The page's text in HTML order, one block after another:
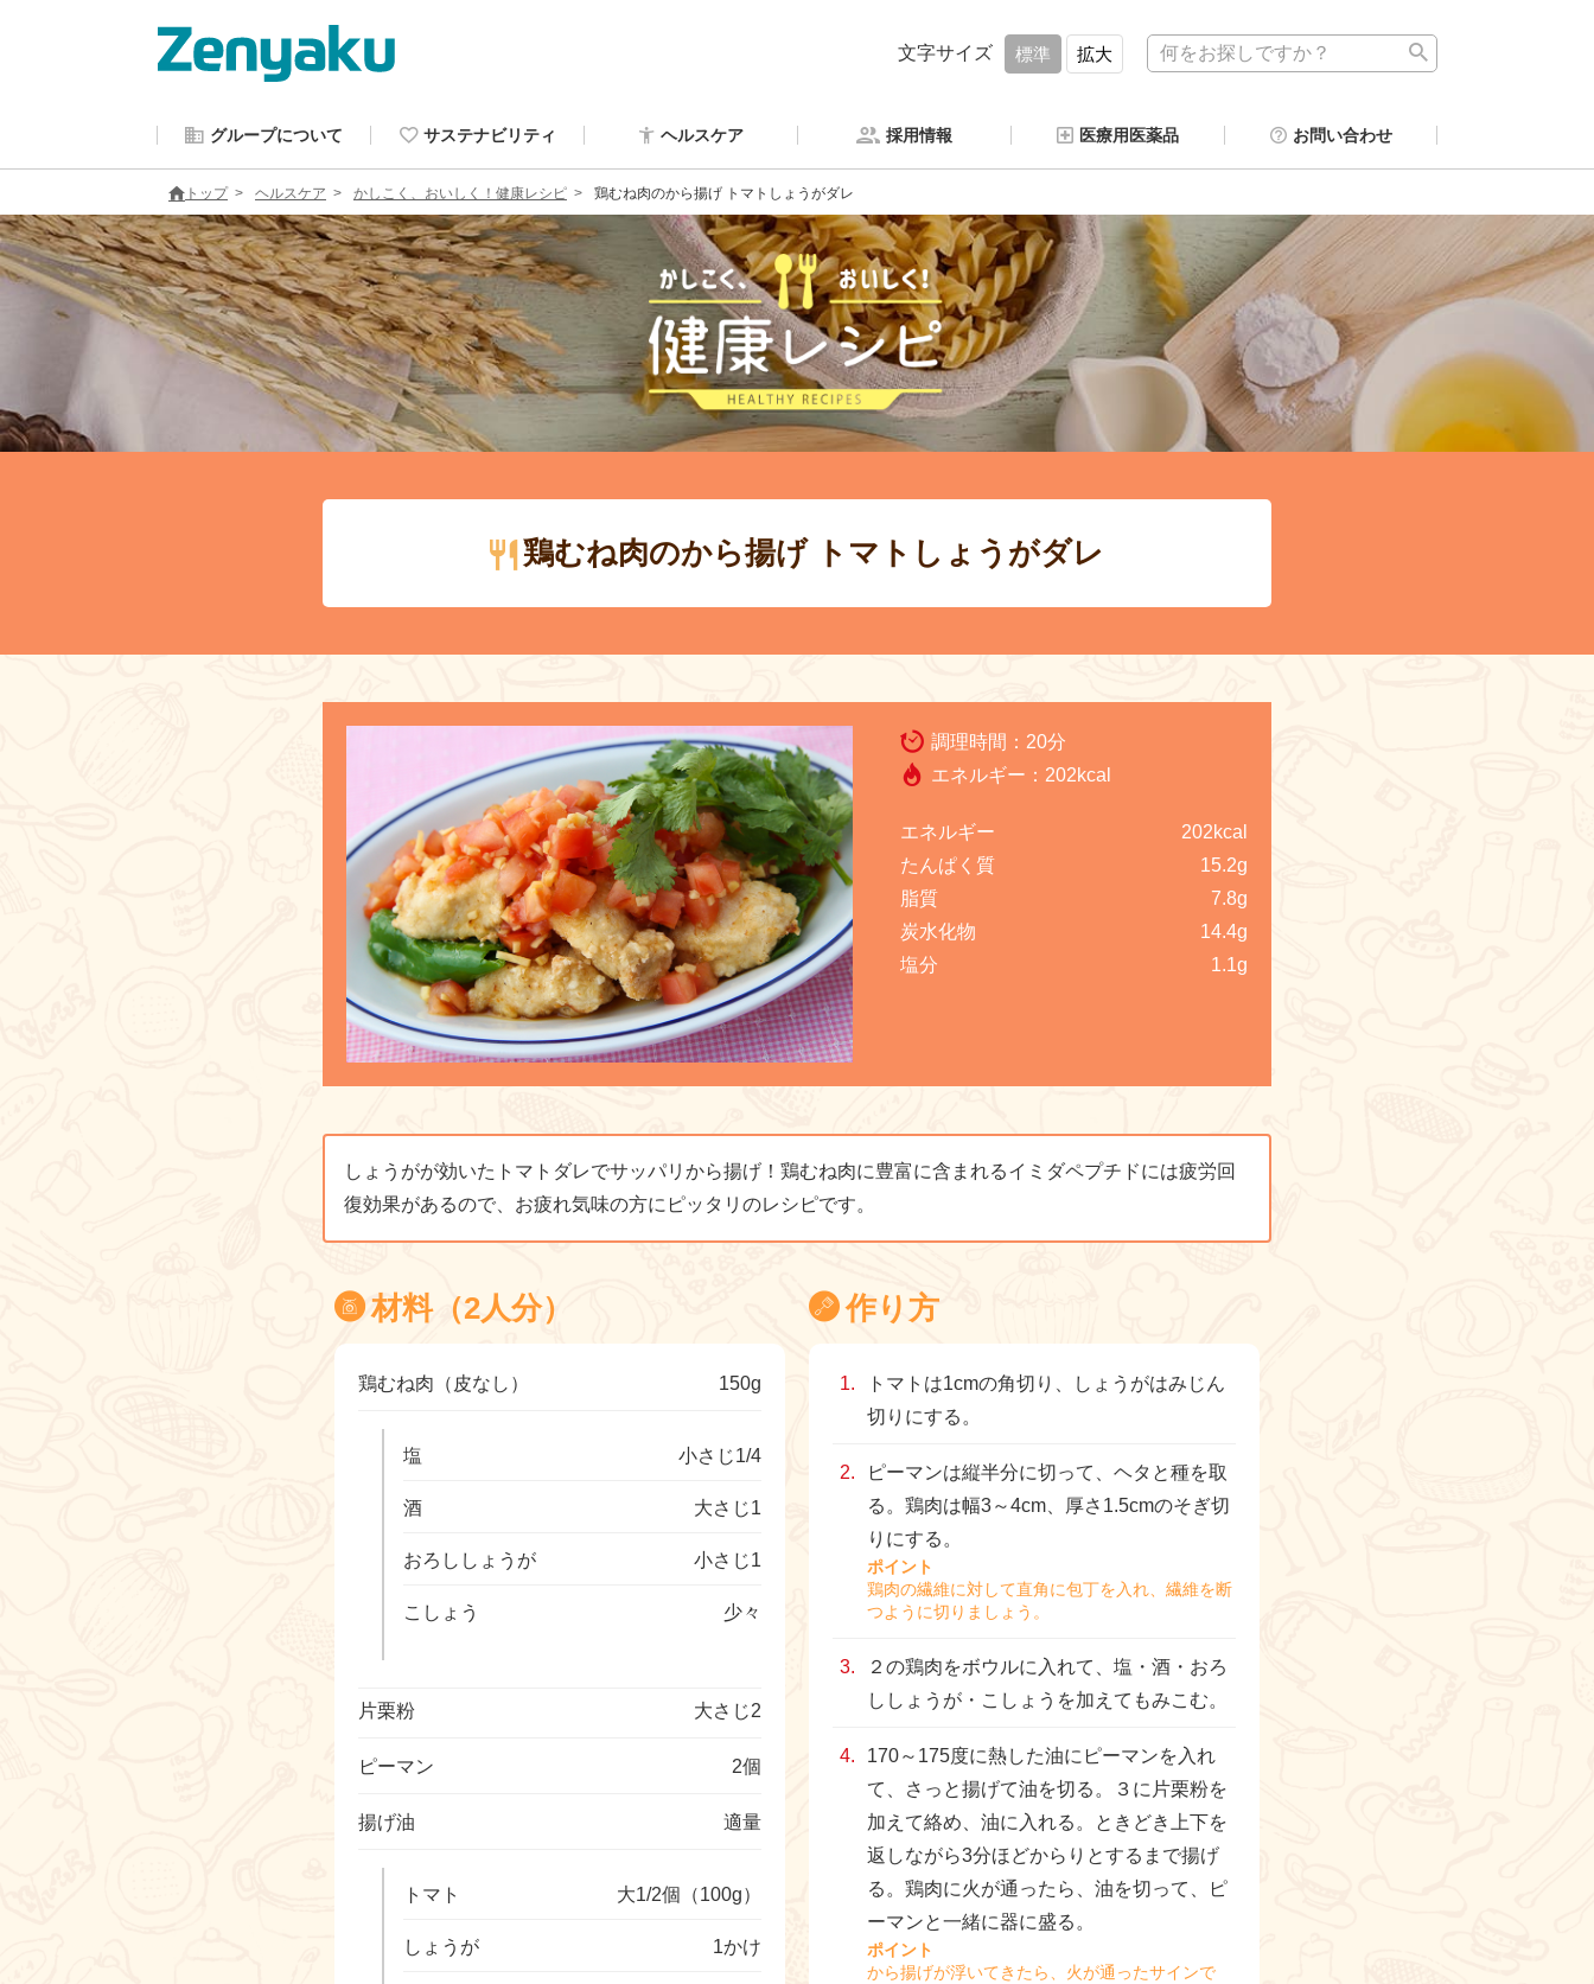
文字サイズ 標準 拡大
グループについて サステナビリティ ヘルスケア 採用情報 医療用医薬品 お問い合わせ
トップ ヘルスケア かしこく、おいしく！健康レシピ 鶏むね肉のから揚げ トマトしょうがダレ
鶏むね肉のから揚げ トマトしょうがダレ
調理時間： 20分
エネルギー： 202kcal
エネルギー
202kcal
たんぱく質
15.2g
脂質
7.8g
炭水化物
14.4g
塩分
1.1g
しょうがが効いたトマトダレでサッパリから揚げ！鶏むね肉に豊富に含まれるイミダペプチドには疲労回
復効果があるので、お疲れ気味の方にピッタリのレシピです。
材料（2人分）
鶏むね肉（皮なし） 150g
塩 小さじ1/4
酒 大さじ1
おろししょうが 小さじ1
こしょう 少々
片栗粉 大さじ2
ピーマン 2個
揚げ油 適量
トマト 大1/2個（100g）
しょうが 1かけ
作り方
トマトは1cmの角切り、しょうがはみじん
切りにする。
ピーマンは縦半分に切って、ヘタと種を取
る。鶏肉は幅3～4cm、厚さ1.5cmのそぎ切
りにする。
ポイント
鶏肉の繊維に対して直角に包丁を入れ、繊維を断
つように切りましょう。
２の鶏肉をボウルに入れて、塩・酒・おろ
ししょうが・こしょうを加えてもみこむ。
170～175度に熱した油にピーマンを入れ
て、さっと揚げて油を切る。３に片栗粉を
加えて絡め、油に入れる。ときどき上下を
返しながら3分ほどからりとするまで揚げ
る。鶏肉に火が通ったら、油を切って、ピ
ーマンと一緒に器に盛る。
ポイント
から揚げが浮いてきたら、火が通ったサインで